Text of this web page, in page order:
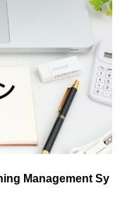
Management Sy